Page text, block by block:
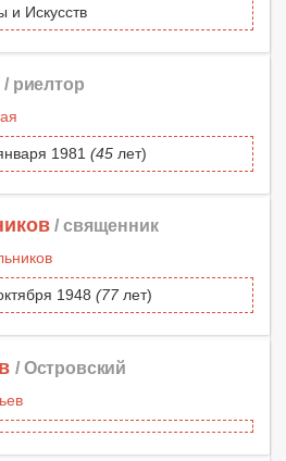
и Искусств
/ риелтор
1981 (45 лет)
/ священник
1948 (77лет)
/ Островский